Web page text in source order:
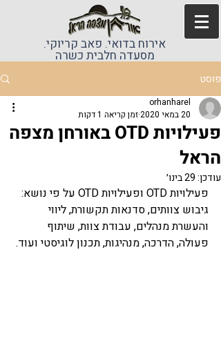
אירוח בדואי. פאב קריוקי.
מסעדה חלבית כשרה
פוסט
פעילויות OTD באורחן מצפה
הראל
orhanharel
20 במאי 2020
זמן קריאה 1 דקות
עודכן:29 בינו׳
פעילויות OTD ופעילויות OTD על פי נושא:
גיבוש צוותים, סדנאות תקשורת, ליווי
והעשרת מנהלים, עבודת צוות, שיתוף
פעולה, הדרכה, מנהיגות, תכנון לוגיסטי ועוד.